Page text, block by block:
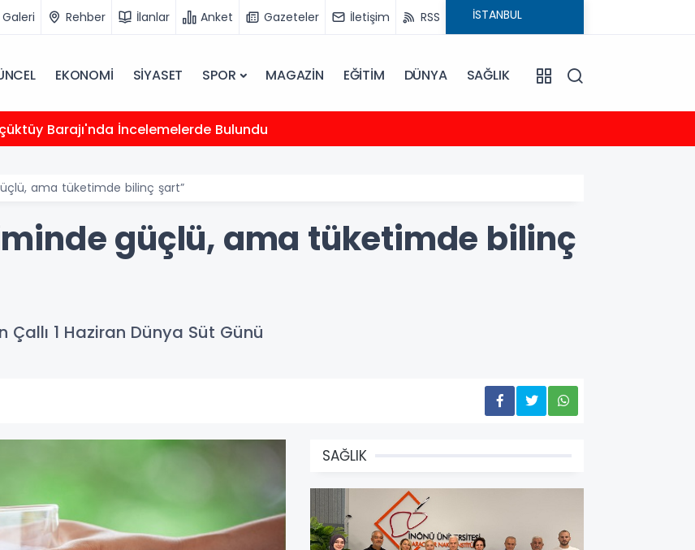
Galeri Rehber İlanlar Anket Gazeteler İletişim RSS
EKONOMİ SİYASET SPOR MAGAZİN EĞİTİM DÜNYA SAĞLIK
Barajı'nda İncelemelerde Bulundu
ama tüketimde bilinç şart”
güçlü, ama tüketimde bilinç
Çallı 1 Haziran Dünya Süt Günü
SAĞLIK